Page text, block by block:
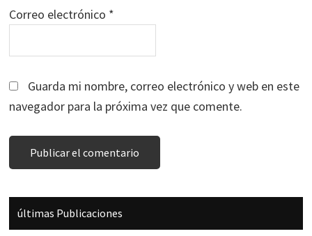
Correo electrónico *
Guarda mi nombre, correo electrónico y web en este
navegador para la próxima vez que comente.
Barra
lateral
últimas Publicaciones